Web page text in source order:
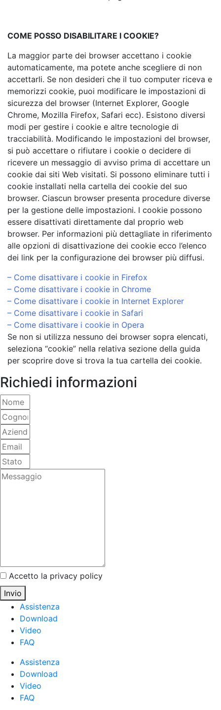
COME POSSO DISABILITARE I COOKIE?
La maggior parte dei browser accettano i cookie
automaticamente, ma potete anche scegliere di non
accettarli. Se non desideri che il tuo computer riceva e
memorizzi cookie, puoi modificare le impostazioni di
sicurezza del browser (Internet Explorer, Google
Chrome, Mozilla Firefox, Safari ecc). Esistono diversi
modi per gestire i cookie e altre tecnologie di
tracciabilità. Modificando le impostazioni del browser,
si può accettare o rifiutare i cookie o decidere di
ricevere un messaggio di avviso prima di accettare un
cookie dai siti Web visitati. Si possono eliminare tutti i
cookie installati nella cartella dei cookie del suo
browser. Ciascun browser presenta procedure diverse
per la gestione delle impostazioni. I cookie possono
essere disattivati direttamente dal proprio web
browser. Per informazioni più dettagliate in riferimento
alle opzioni di disattivazione dei cookie ecco l’elenco
dei link per la configurazione dei browser più diffusi.
– Come disattivare i cookie in Firefox
– Come disattivare i cookie in Chrome
– Come disattivare i cookie in Internet Explorer
– Come disattivare i cookie in Safari
– Come disattivare i cookie in Opera
Se non si utilizza nessuno dei browser sopra elencati,
seleziona “cookie” nella relativa sezione della guida
per scoprire dove si trova la tua cartella dei cookie.
Richiedi informazioni
Accetto la privacy policy
Invio
Assistenza
Download
Video
FAQ
Assistenza
Download
Video
FAQ